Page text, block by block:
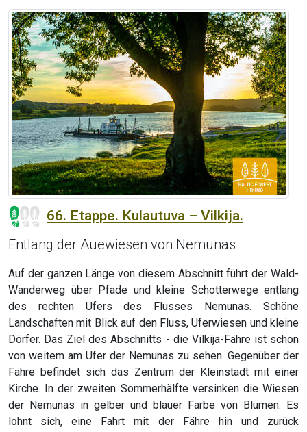
66. Etappe. Kulautuva – Vilkija.
Entlang der Auewiesen von Nemunas
Auf der ganzen Länge von diesem Abschnitt führt der Wald-
Wanderweg über Pfade und kleine Schotterwege entlang
des rechten Ufers des Flusses Nemunas. Schöne
Landschaften mit Blick auf den Fluss, Uferwiesen und kleine
Dörfer. Das Ziel des Abschnitts - die Vilkija-Fähre ist schon
von weitem am Ufer der Nemunas zu sehen. Gegenüber der
Fähre befindet sich das Zentrum der Kleinstadt mit einer
Kirche. In der zweiten Sommerhälfte versinken die Wiesen
der Nemunas in gelber und blauer Farbe von Blumen. Es
lohnt sich, eine Fahrt mit der Fähre hin und zurück